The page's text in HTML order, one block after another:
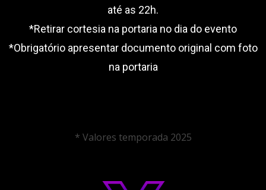
até as 22h.
*Retirar cortesia na portaria no dia do evento
*Obrigatório apresentar documento original com foto
na portaria
* Valores temporada 2025